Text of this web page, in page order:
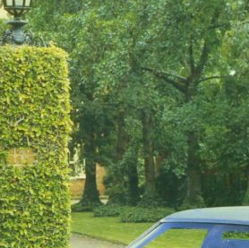
1940-1949
1930-1939
1925-1929
1930-1939
1920-1929
1910-1919